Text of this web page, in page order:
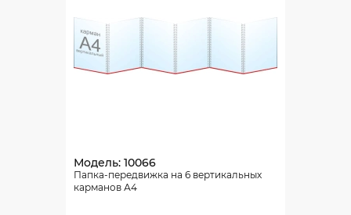
Модель: 10066
Папка-передвижка на 6 вертикальных
карманов А4